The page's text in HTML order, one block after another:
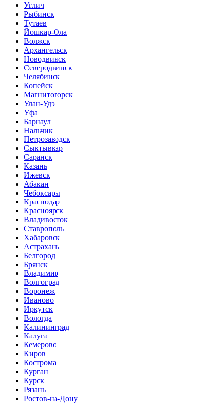
Углич
Рыбинск
Тутаев
Йошкар-Ола
Волжск
Архангельск
Новодвинск
Северодвинск
Челябинск
Копейск
Магнитогорск
Улан-Удэ
Уфа
Барнаул
Нальчик
Петрозаводск
Сыктывкар
Саранск
Казань
Ижевск
Абакан
Чебоксары
Краснодар
Красноярск
Владивосток
Ставрополь
Хабаровск
Астрахань
Белгород
Брянск
Владимир
Волгоград
Воронеж
Иваново
Иркутск
Вологда
Калининград
Калуга
Кемерово
Киров
Кострома
Курган
Курск
Рязань
Ростов-на-Дону